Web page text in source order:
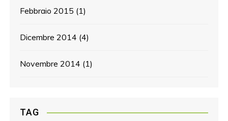
Febbraio 2015 (1)
Dicembre 2014 (4)
Novembre 2014 (1)
TAG